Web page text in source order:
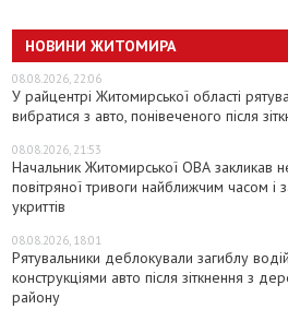
НОВИНИ ЖИТОМИРА
08.08.2026, 22:06
У райцентрі Житомирської області
вибратися з авто, понівеченого після
08.08.2026, 21:53
Начальник Житомирської ОВА закликав
повітряної тривоги найближчим часом і
укриттів
08.08.2026, 18:01
Рятувальники деблокували загиблу
конструкціями авто після зіткнення з
району